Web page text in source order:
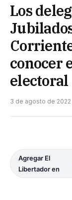
Los
conocer
electoral
3 de agosto de 2022
Agregar El
Libertador en